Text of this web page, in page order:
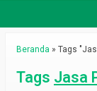
Beranda » Tags
Tags Jasa